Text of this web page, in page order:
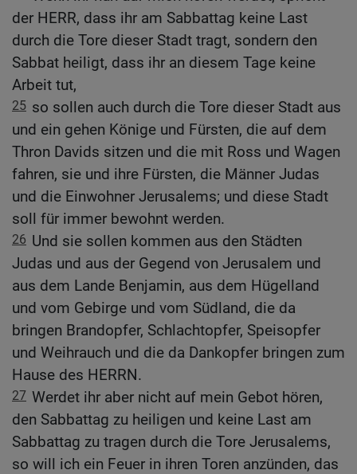
der HERR, dass ihr am Sabbattag keine Last
durch die Tore dieser Stadt tragt, sondern den
Sabbat heiligt, dass ihr an diesem Tage keine
Arbeit tut,
25 so sollen auch durch die Tore dieser Stadt aus
und ein gehen Könige und Fürsten, die auf dem
Thron Davids sitzen und die mit Ross und Wagen
fahren, sie und ihre Fürsten, die Männer Judas
und die Einwohner Jerusalems; und diese Stadt
soll für immer bewohnt werden.
26 Und sie sollen kommen aus den Städten
Judas und aus der Gegend von Jerusalem und
aus dem Lande Benjamin, aus dem Hügelland
und vom Gebirge und vom Südland, die da
bringen Brandopfer, Schlachtopfer, Speisopfer
und Weihrauch und die da Dankopfer bringen zum
Hause des HERRN.
27 Werdet ihr aber nicht auf mein Gebot hören,
den Sabbattag zu heiligen und keine Last am
Sabbattag zu tragen durch die Tore Jerusalems,
so will ich ein Feuer in ihren Toren anzünden, das